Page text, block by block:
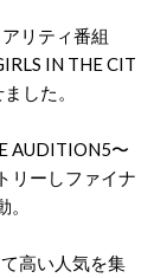
リティ番組
IN THE CIT
した。
AUDITION5〜
リーしファイナ
高い人気を集